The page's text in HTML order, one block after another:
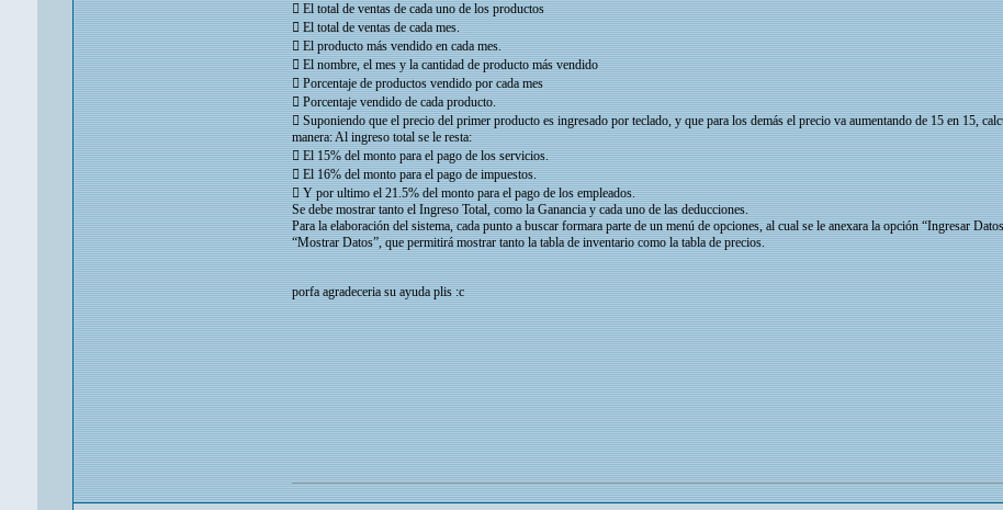
 El total de ventas de cada uno de los productos
 El total de ventas de cada mes.
 El producto más vendido en cada mes.
 El nombre, el mes y la cantidad de producto más vendido
 Porcentaje de productos vendido por cada mes
 Porcentaje vendido de cada producto.
 Suponiendo que el precio del primer producto es ingresado por teclado, y que para los demás el precio va aumentando de 15 en 15,
manera: Al ingreso total se le resta:
 El 15% del monto para el pago de los servicios.
 El 16% del monto para el pago de impuestos.
 Y por ultimo el 21.5% del monto para el pago de los empleados.
Se debe mostrar tanto el Ingreso Total, como la Ganancia y cada uno de las deducciones.
Para la elaboración del sistema, cada punto a buscar formara parte de un menú de opciones, al cual se le anexara la opción “Ingresar
“Mostrar Datos”, que permitirá mostrar tanto la tabla de inventario como la tabla de precios.
porfa agradeceria su ayuda plis :c